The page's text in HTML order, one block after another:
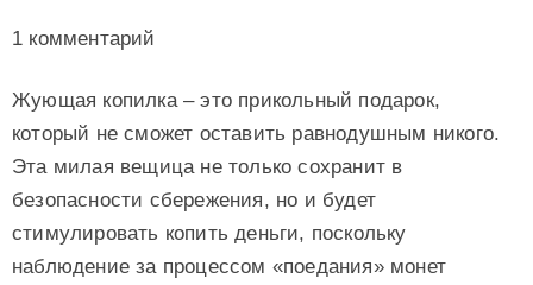
1 комментарий
Жующая копилка – это прикольный подарок,
который не сможет оставить равнодушным никого.
Эта милая вещица не только сохранит в
безопасности сбережения, но и будет
стимулировать копить деньги, поскольку
наблюдение за процессом «поедания» монет